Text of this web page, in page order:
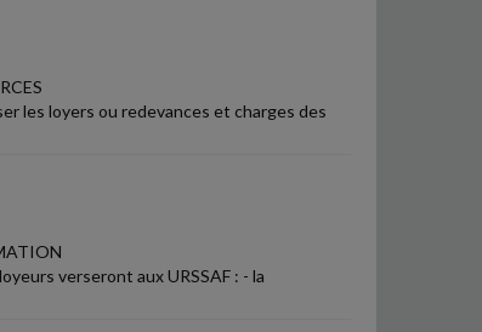
les loyers ou redevances et charges des
verseront aux URSSAF : - la